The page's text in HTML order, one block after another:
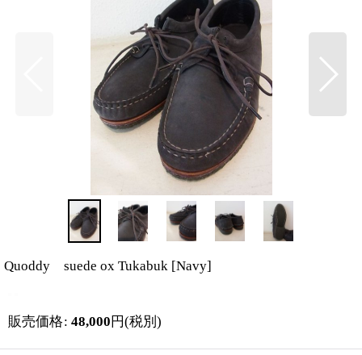
Quoddy suede ox Tukabuk [Navy]
販売価格: 48,000 円(税別)